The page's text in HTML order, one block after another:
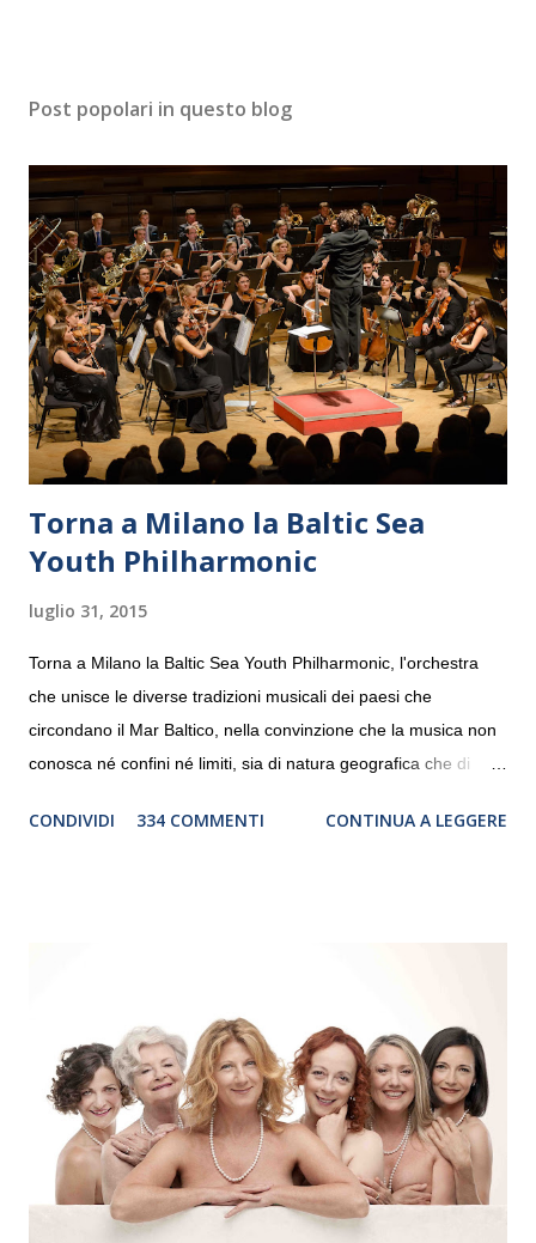
Post popolari in questo blog
Torna a Milano la Baltic Sea
Youth Philharmonic
luglio 31, 2015
Torna a Milano la Baltic Sea Youth Philharmonic, l'orchestra
che unisce le diverse tradizioni musicali dei paesi che
circondano il Mar Baltico, nella convinzione che la musica non
conosca né confini né limiti, sia di natura geografica che di
debutterà il 10 settembre a Heiden, in Germania, e toccherà, in
“Settembre dell’Accademia” dove si esibirà per il secondo anno
consecutivo. Il pubblico milanese avrà il piacere di applaudire i
giovani artisti della Baltic Sea Youth Philharmonic per la quarta
volta. L’orchestra, fondata nel 2008 da Kristjan Järvi (affiancato
da un prestigioso consiglio di consulent...
CONDIVIDI 334 COMMENTI CONTINUA A LEGGERE